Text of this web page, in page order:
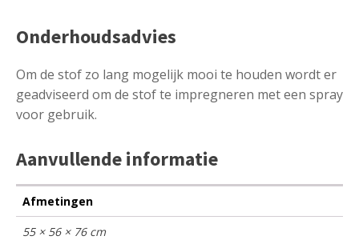
Onderhoudsadvies
Om de stof zo lang mogelijk mooi te houden wordt er
geadviseerd om de stof te impregneren met een spray
voor gebruik.
Aanvullende informatie
Afmetingen
55 × 56 × 76 cm